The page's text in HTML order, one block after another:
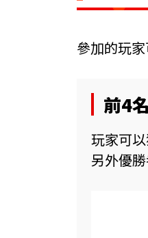
參加的玩
前4
玩家可
另外優